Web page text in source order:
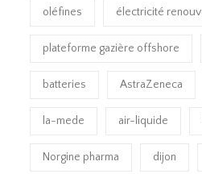
oléfines électricité
plateforme gazière offshore
batteries AstraZeneca
la-mede air-liquide
Norgine pharma dijon